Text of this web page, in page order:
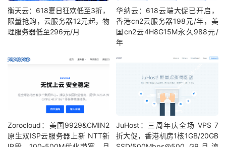
衡天云：618夏日狂欢低至3折，
限量抢购，云服务器12元起，物
理服务器低至296元/月
华纳云：618云端大促已开启，
香港cn2云服务器198元/年，美
国cn2云4H8G15M永久988元/
年
Zorocloud：美国9929&CMIN2
原生双ISP云服务器上新 NTT新
JuHost：三周年庆全场 VPS 7
折大促，香港机房1核1GB/20GB